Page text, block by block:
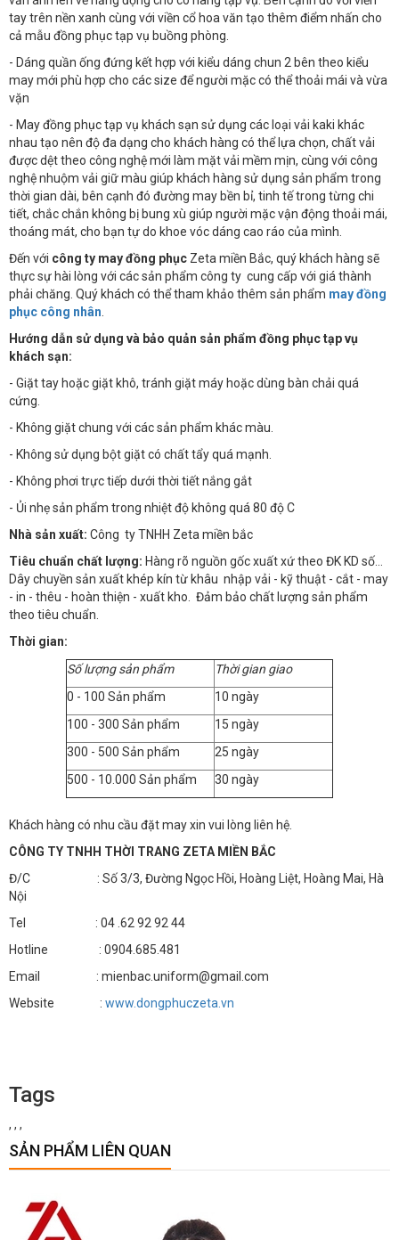
tay trên nền xanh cùng với viền cổ hoa văn tạo thêm điểm nhấn cho
cả mẫu đồng phục tạp vụ buồng phòng.
- Dáng quần ống đứng kết hợp với kiểu dáng chun 2 bên theo kiểu
may mới phù hợp cho các size để người mặc có thể thoải mái và vừa
vặn
- May đồng phục tạp vụ khách sạn sử dụng các loại vải kaki khác
nhau tạo nên độ đa dạng cho khách hàng có thể lựa chọn, chất vải
được dệt theo công nghệ mới làm mặt vải mềm mịn, cùng với công
nghệ nhuộm vải giữ màu giúp khách hàng sử dụng sản phẩm trong
thời gian dài, bên cạnh đó đường may bền bỉ, tinh tế trong từng chi
tiết, chắc chắn không bị bung xù giúp người mặc vận động thoải mái,
thoáng mát, cho bạn tự do khoe vóc dáng cao ráo của mình.
Đến với công ty may đồng phục Zeta miền Bắc, quý khách hàng sẽ
thực sự hài lòng với các sản phẩm công ty cung cấp với giá thành
phải chăng. Quý khách có thể tham khảo thêm sản phẩm may đồng
phục công nhân.
Hướng dẫn sử dụng và bảo quản sản phẩm đồng phục tạp vụ
khách sạn:
- Giặt tay hoặc giặt khô, tránh giặt máy hoặc dùng bàn chải quá
cứng.
- Không giặt chung với các sản phẩm khác màu.
- Không sử dụng bột giặt có chất tẩy quá mạnh.
- Không phơi trực tiếp dưới thời tiết nắng gắt
- Ủi nhẹ sản phẩm trong nhiệt độ không quá 80 độ C
Nhà sản xuất: Công ty TNHH Zeta miền bắc
Tiêu chuẩn chất lượng: Hàng rõ nguồn gốc xuất xứ theo ĐK KD số…
Dây chuyền sản xuất khép kín từ khâu nhập vải - kỹ thuật - cắt - may
- in - thêu - hoàn thiện - xuất kho. Đảm bảo chất lượng sản phẩm
theo tiêu chuẩn.
Thời gian:
Số lượng sản phẩm
Thời gian giao
0 - 100 Sản phẩm
10 ngày
100 - 300 Sản phẩm
15 ngày
300 - 500 Sản phẩm
25 ngày
500 - 10.000 Sản phẩm
30 ngày
Khách hàng có nhu cầu đặt may xin vui lòng liên hệ.
CÔNG TY TNHH THỜI TRANG ZETA MIỀN BẮC
Đ/C : Số 3/3, Đường Ngọc Hồi, Hoàng Liệt, Hoàng Mai, Hà
Nội
Tel : 04 .62 92 92 44
Hotline : 0904.685.481
Email : mienbac.uniform@gmail.com
Website : www.dongphuczeta.vn
Tags
, , ,
SẢN PHẨM LIÊN QUAN